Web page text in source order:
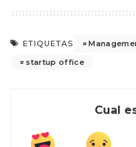
ETIQUETAS
startup office
Cual